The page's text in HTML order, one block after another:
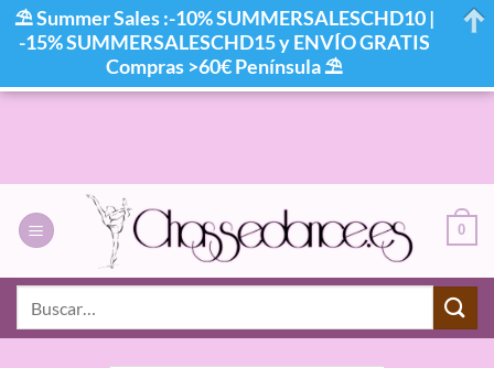
0
INICIO / FLAMENCO / HOMBRE
FILTRAR
⛱ Summer Sales :-10% SUMMERSALESCHD10 |
-15% SUMMERSALESCHD15 y ENVÍO GRATIS
Compras >60€ Península ⛱